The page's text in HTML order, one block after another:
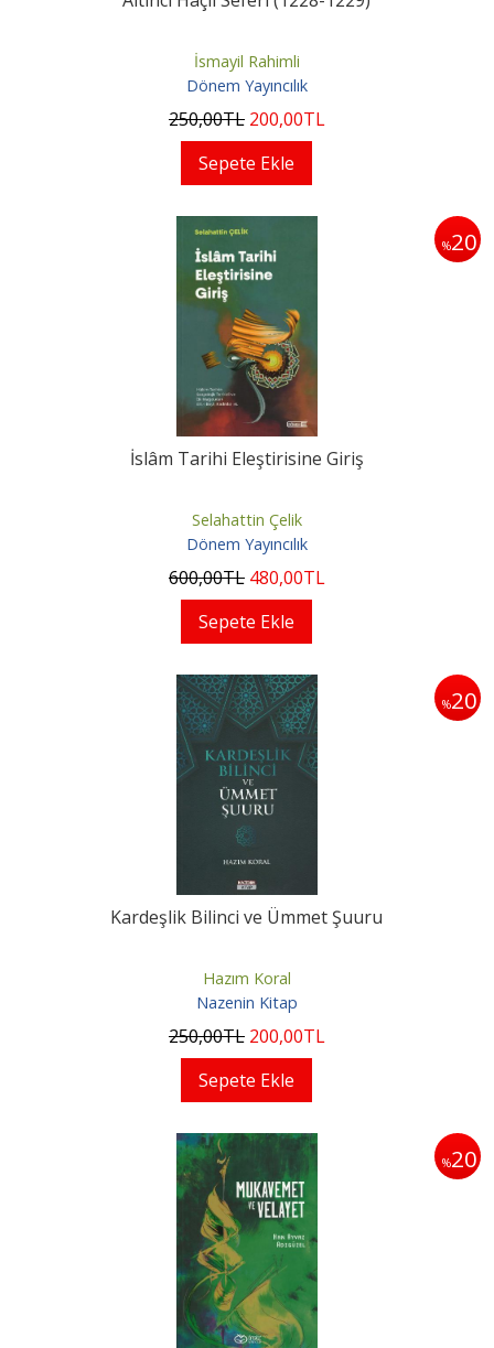
İsmayil Rahimli
Dönem Yayıncılık
250,00TL 200,00TL
Sepete Ekle
%20
İslâm Tarihi Eleştirisine Giriş
Selahattin Çelik
Dönem Yayıncılık
600,00TL 480,00TL
Sepete Ekle
%20
Kardeşlik Bilinci ve Ümmet Şuuru
Hazım Koral
Nazenin Kitap
250,00TL 200,00TL
Sepete Ekle
%20